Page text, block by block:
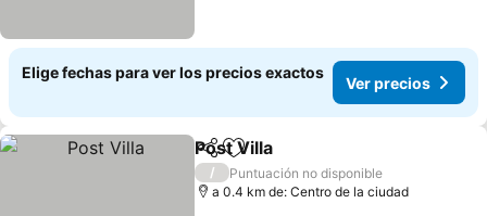
Elige fechas para ver los precios exactos
Ver precios
CompartirAgregar a favoritos
Post Villa
/
Puntuación no disponible
a 0.4 km de: Centro de la ciudad